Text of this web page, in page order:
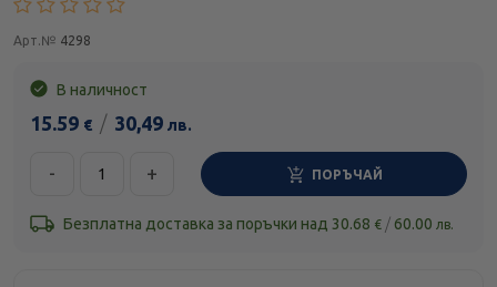
Арт.№ 4298
В наличност
15.59 € / 30,49 лв.
- + ПОРЪЧАЙ
Безплатна доставка за поръчки над 30.68 € / 60.00 лв.